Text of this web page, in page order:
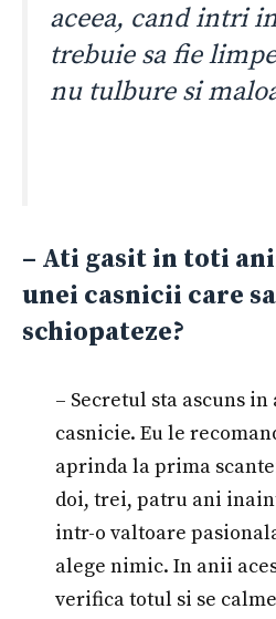
aceea, cand intri
trebuie sa fie
nu tulbure si
– Ati gasit in toti
unei casnicii care
schiopateze?
– Secretul sta ascuns
casnicie. Eu le
aprinda la prima
doi, trei, patru ani
intr-o valtoare
alege nimic. In anii
verifica totul si se